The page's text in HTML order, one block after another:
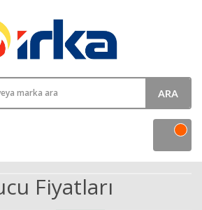
ARA
Fiyatları